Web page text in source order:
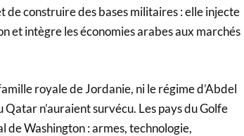
de construire des bases militaires : elle injecte
et intègre les économies arabes aux marchés
royale de Jordanie, ni le régime d’Abdel
Qatar n’auraient survécu. Les pays du Golfe
de Washington : armes, technologie,